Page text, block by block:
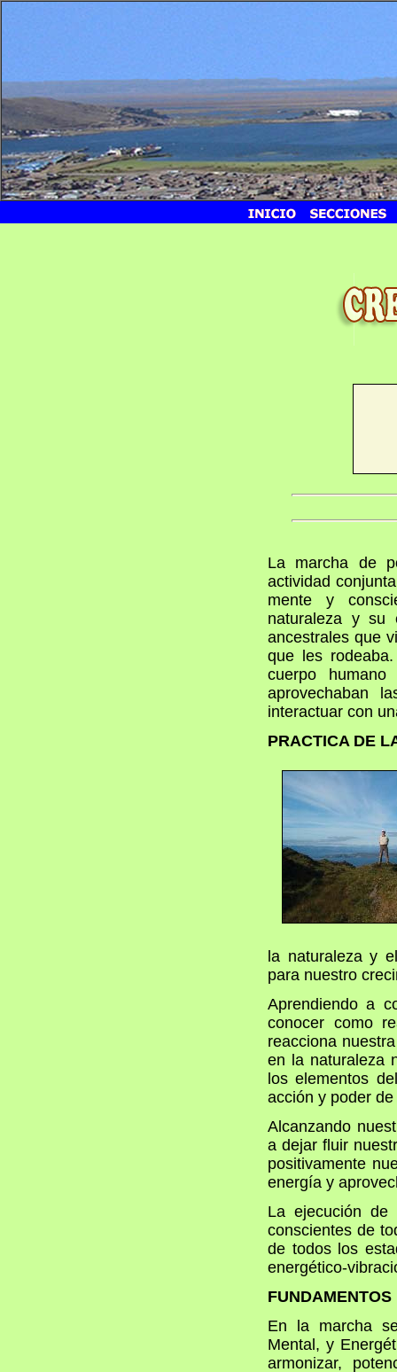
La marcha de
actividad
mente y
naturaleza y su
ancestrales que
que les
cuerpo
aprovechaban
interactuar con
PRACTICA DE
la naturaleza y
para nuestro
Aprendiendo a
conocer como
reacciona
en la naturaleza
los elementos
acción y poder
Alcanzando
a dejar fluir
positivamente
energía y
La ejecución
conscientes de
de todos los
energético-
En la marcha
Mental, y
armonizar,